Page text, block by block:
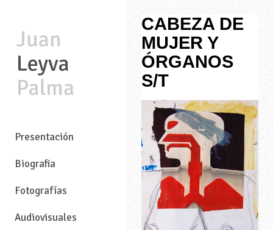
Presentación
Biografia
Fotografías
Audiovisuales
CABEZA DE
MUJER Y
ÓRGANOS
S/T